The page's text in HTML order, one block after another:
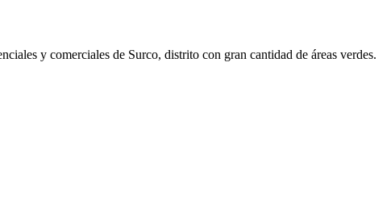
y comerciales de Surco, distrito con gran cantidad de áreas verdes.